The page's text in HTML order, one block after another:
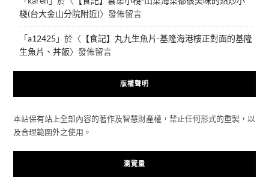
棧(台大金山分院附近)〉發佈留言
「a12425 」於〈 【食記】丸九生魚片-基隆海港樓正對面的基隆
生魚片、丼飯〉發佈留言
版權聲明
本站保有站上全部內容的著作及智慧財產權，禁止任何形式的重製，以
及合理範圍外之使用。
瀏覽量